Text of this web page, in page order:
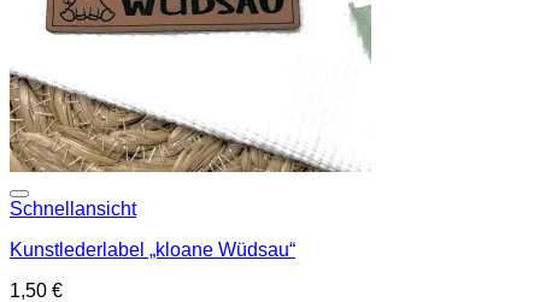
Schnellansicht
Kunstlederlabel „kloane Wüdsau“
1,50 €